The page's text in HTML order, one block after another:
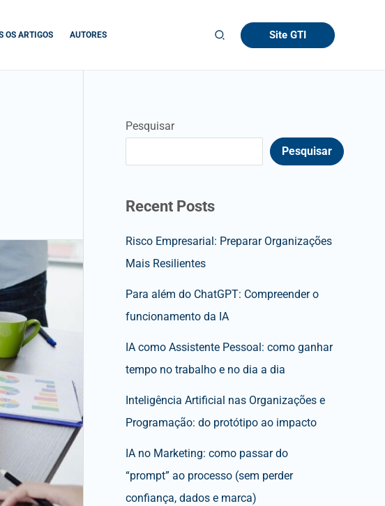
OS ARTIGOS AUTORES Site GTI
Pesquisar
Pesquisar
Recent Posts
Risco Empresarial: Preparar Organizações
Mais Resilientes
Para além do ChatGPT: Compreender o
funcionamento da IA
IA como Assistente Pessoal: como ganhar
tempo no trabalho e no dia a dia
Inteligência Artificial nas Organizações e
Programação: do protótipo ao impacto
IA no Marketing: como passar do
“prompt” ao processo (sem perder
confiança, dados e marca)